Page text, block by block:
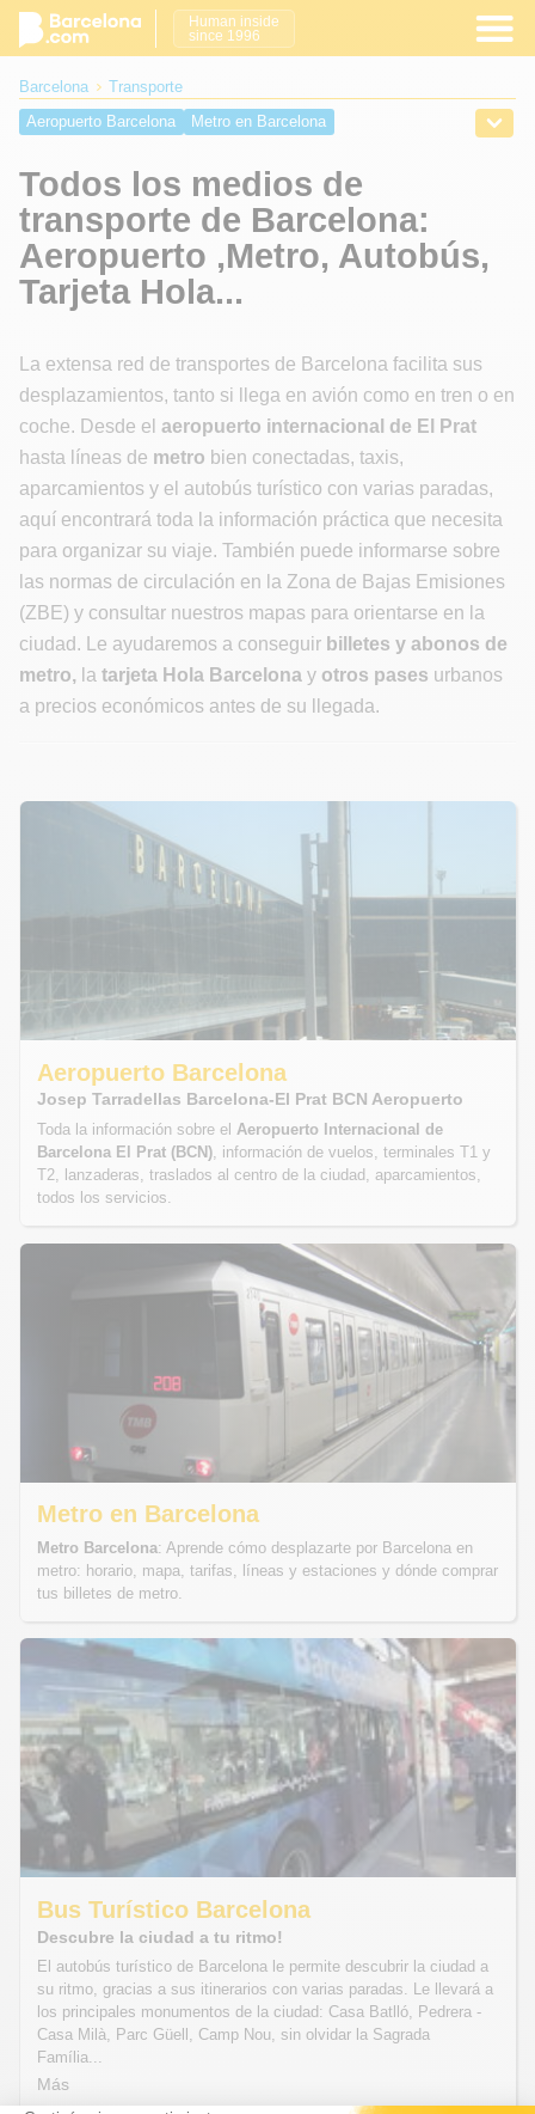
Human inside
since 1996
Barcelona
Transporte
Aeropuerto Barcelona
Metro en Barcelona
ZBE Barcelona Zona de Bajas Emisiones
Taxis
Todos los medios de
transporte de Barcelona:
Aeropuerto ,Metro, Autobús,
Tarjeta Hola...
La extensa red de transportes de Barcelona facilita sus
desplazamientos, tanto si llega en avión como en tren o en
coche. Desde el aeropuerto internacional de El Prat
hasta líneas de metro bien conectadas, taxis,
aparcamientos y el autobús turístico con varias paradas,
aquí encontrará toda la información práctica que necesita
para organizar su viaje. También puede informarse sobre
las normas de circulación en la Zona de Bajas Emisiones
(ZBE) y consultar nuestros mapas para orientarse en la
ciudad. Le ayudaremos a conseguir billetes y abonos de
metro, la tarjeta Hola Barcelona y otros pases urbanos
a precios económicos antes de su llegada.
Aeropuerto Barcelona
Josep Tarradellas Barcelona-El Prat BCN Aeropuerto
Toda la información sobre el Aeropuerto Internacional de
Barcelona El Prat (BCN) , información de vuelos, terminales T1 y
T2, lanzaderas, traslados al centro de la ciudad, aparcamientos,
todos los servicios.
Metro en Barcelona
Metro Barcelona: Aprende cómo desplazarte por Barcelona en
metro: horario, mapa, tarifas, líneas y estaciones y dónde comprar
tus billetes de metro.
Bus Turístico Barcelona
Descubre la ciudad a tu ritmo!
El autobús turístico de Barcelona le permite descubrir la ciudad a
su ritmo, gracias a sus itinerarios con varias paradas. Le llevará a
los principales monumentos de la ciudad: Casa Batlló, Pedrera -
Casa Milà, Parc Güell, Camp Nou, sin olvidar la Sagrada
Família...
Más